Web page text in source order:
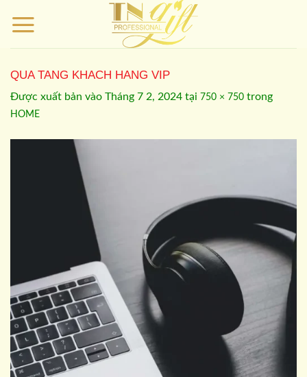
qua
QUA TANG KHACH HANG VIP
Được xuất bản vào Tháng 7 2, 2024 tại 750 × 750 trong
HOME